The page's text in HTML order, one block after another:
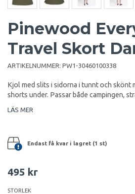
Pinewood
Travel Skort
ARTIKELNUMMER: PW1-30460100338
Kjol med slits i sidorna i tunnt och skönt
shorts under. Passar både campingen,
LÄS MER
Endast få kvar i lagret (1 st)
495 kr
STORLEK